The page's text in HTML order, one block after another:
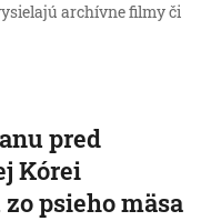
archívne filmy či
pred
Kórei
psieho mäsa